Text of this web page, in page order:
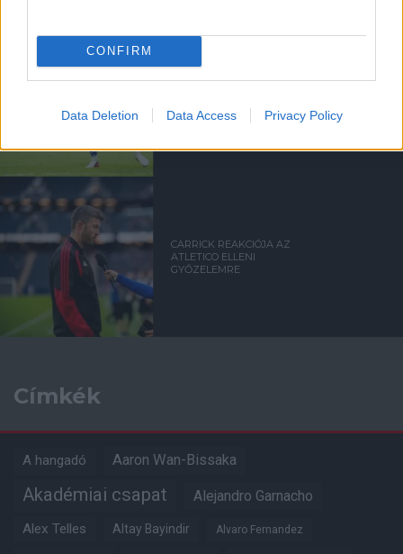
CONFIRM
Data Deletion Data Access Privacy Policy
BLOMQVIST: CARRICKKEL
KÖZÉPPÁLYA
CARRICK REAKCIÓJA AZ
ATLETICO ELLENI
GYŐZELEMRE
Címkék
A hangadó Aaron Wan-Bissaka
Akadémiai csapat Alejandro Garnacho
Alex Telles Altay Bayindir Alvaro Fernandez